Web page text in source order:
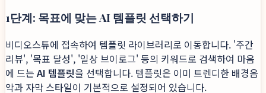
1단계: 목표에 맞는 AI 템플릿 선택하기
비디오스튜에 접속하여 템플릿 라이브러리로 이동합니다. '주간
리뷰', '목표 달성', '일상 브이로그' 등의 키워드로 검색하여 마음
에 드는AI 템플릿을 선택합니다. 템플릿은 이미 트렌디한 배경음
악과 자막 스타일이 기본적으로 설정되어 있습니다.